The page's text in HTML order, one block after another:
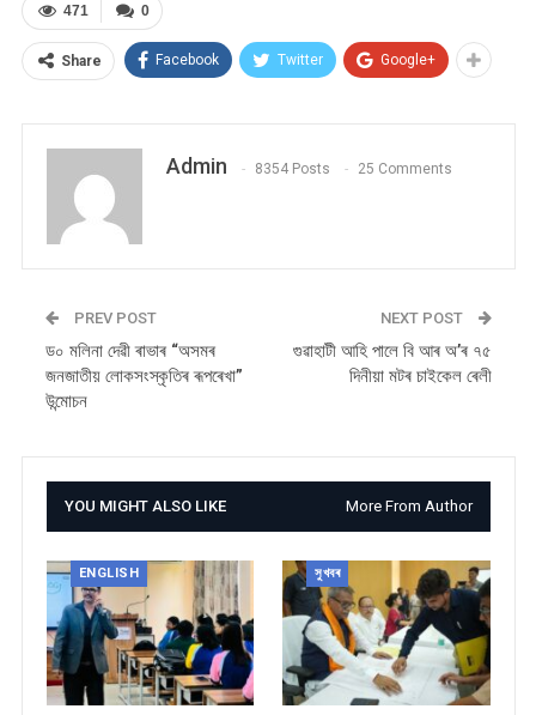
0
471
Share Facebook Twitter Google+
Admin 8354 Posts 25 Comments
PREV POST
ড০ মলিনা দেৱী ৰাভাৰ “অসমৰ
জনজাতীয় লোকসংস্কৃতিৰ ৰূপৰেখা”
উন্মোচন
NEXT POST
গুৱাহাটী আহি পালে বি আৰ অ’ৰ ৭৫
দিনীয়া মটৰ চাইকেল ৰেলী
YOU MIGHT ALSO LIKE More From Author
ENGLISH সুখবৰ